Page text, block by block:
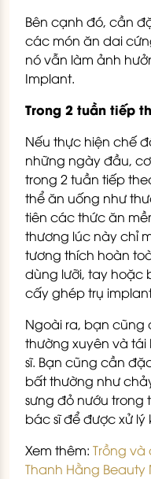
Bên cạnh đó, cần
các món ăn dai
nó vẫn làm ảnh
Implant.
Trong 2 tuần tiếp
Nếu thực hiện chế
những ngày đầu,
trong 2 tuần tiếp
thể ăn uống như
tiên các thức ăn
thương lúc này chỉ
tương thích hoàn
dùng lưỡi, tay hoặc
cấy ghép trụ
Ngoài ra, bạn cũng
thường xuyên và
sĩ. Bạn cũng cần
bất thường như
sưng đỏ nướu
bác sĩ để được xử lý
Xem thêm: Trồng
Thanh Hằng Beauty